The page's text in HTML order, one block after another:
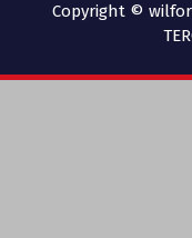
Copyright ©